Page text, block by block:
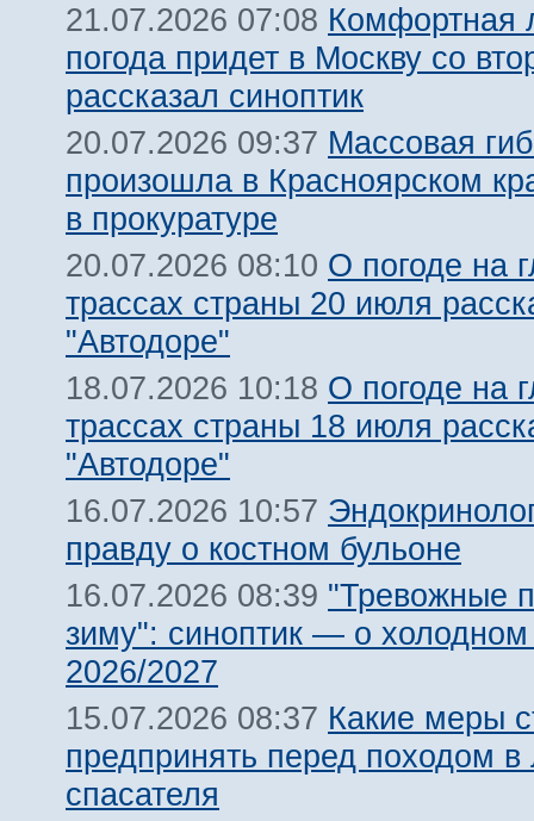
21.07.2026 07:08 Комфортная
погода придет в Москву со
рассказал синоптик
20.07.2026 09:37 Массовая
произошла в Красноярском
в прокуратуре
20.07.2026 08:10 О погоде на
трассах страны 20 июля
"Автодоре"
18.07.2026 10:18 О погоде на
трассах страны 18 июля
"Автодоре"
16.07.2026 10:57
правду о костном бульоне
16.07.2026 08:39 "Тревожные
зиму": синоптик — о холодном
2026/2027
15.07.2026 08:37 Какие меры
предпринять перед походом в
спасателя